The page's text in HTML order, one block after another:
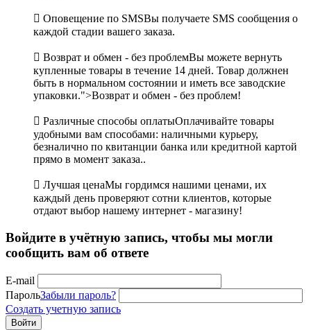
 Оповещение по SMSВы получаете SMS сообщения о
каждой стадии вашего заказа.
 Возврат и обмен - без проблемВы можете вернуть
купленные товары в течение 14 дней. Товар должнен
быть в нормальном состоянии и иметь все заводские
упаковки.">Возврат и обмен - без проблем!
 Различные способы оплатыОплачивайте товары
удобными вам способами: наличными курьеру,
безналично по квитанции банка или кредитной картой
прямо в момент заказа..
 Лучшая ценаМы гордимся нашими ценами, их
каждый день проверяют сотни клиентов, которые
отдают выбор нашему интернет - магазину!
Войдите в учётную запись, чтобы мы могли
сообщить вам об ответе
E-mail
ПарольЗабыли пароль?
Создать учетную запись
Войти